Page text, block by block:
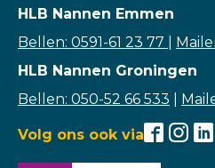
HLB Nannen Emmen
Bellen: 0591-61 23 77
HLB Nannen Groningen
Bellen: 050-52 66 533
Volg ons ook via